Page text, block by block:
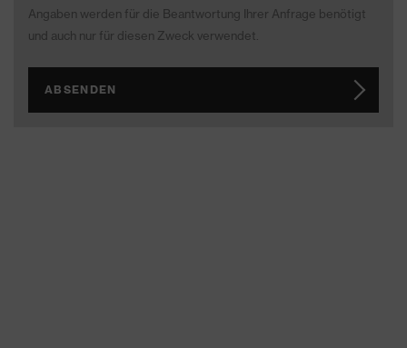
Angaben werden für die Beantwortung Ihrer Anfrage benötigt
und auch nur für diesen Zweck verwendet.
ABSENDEN